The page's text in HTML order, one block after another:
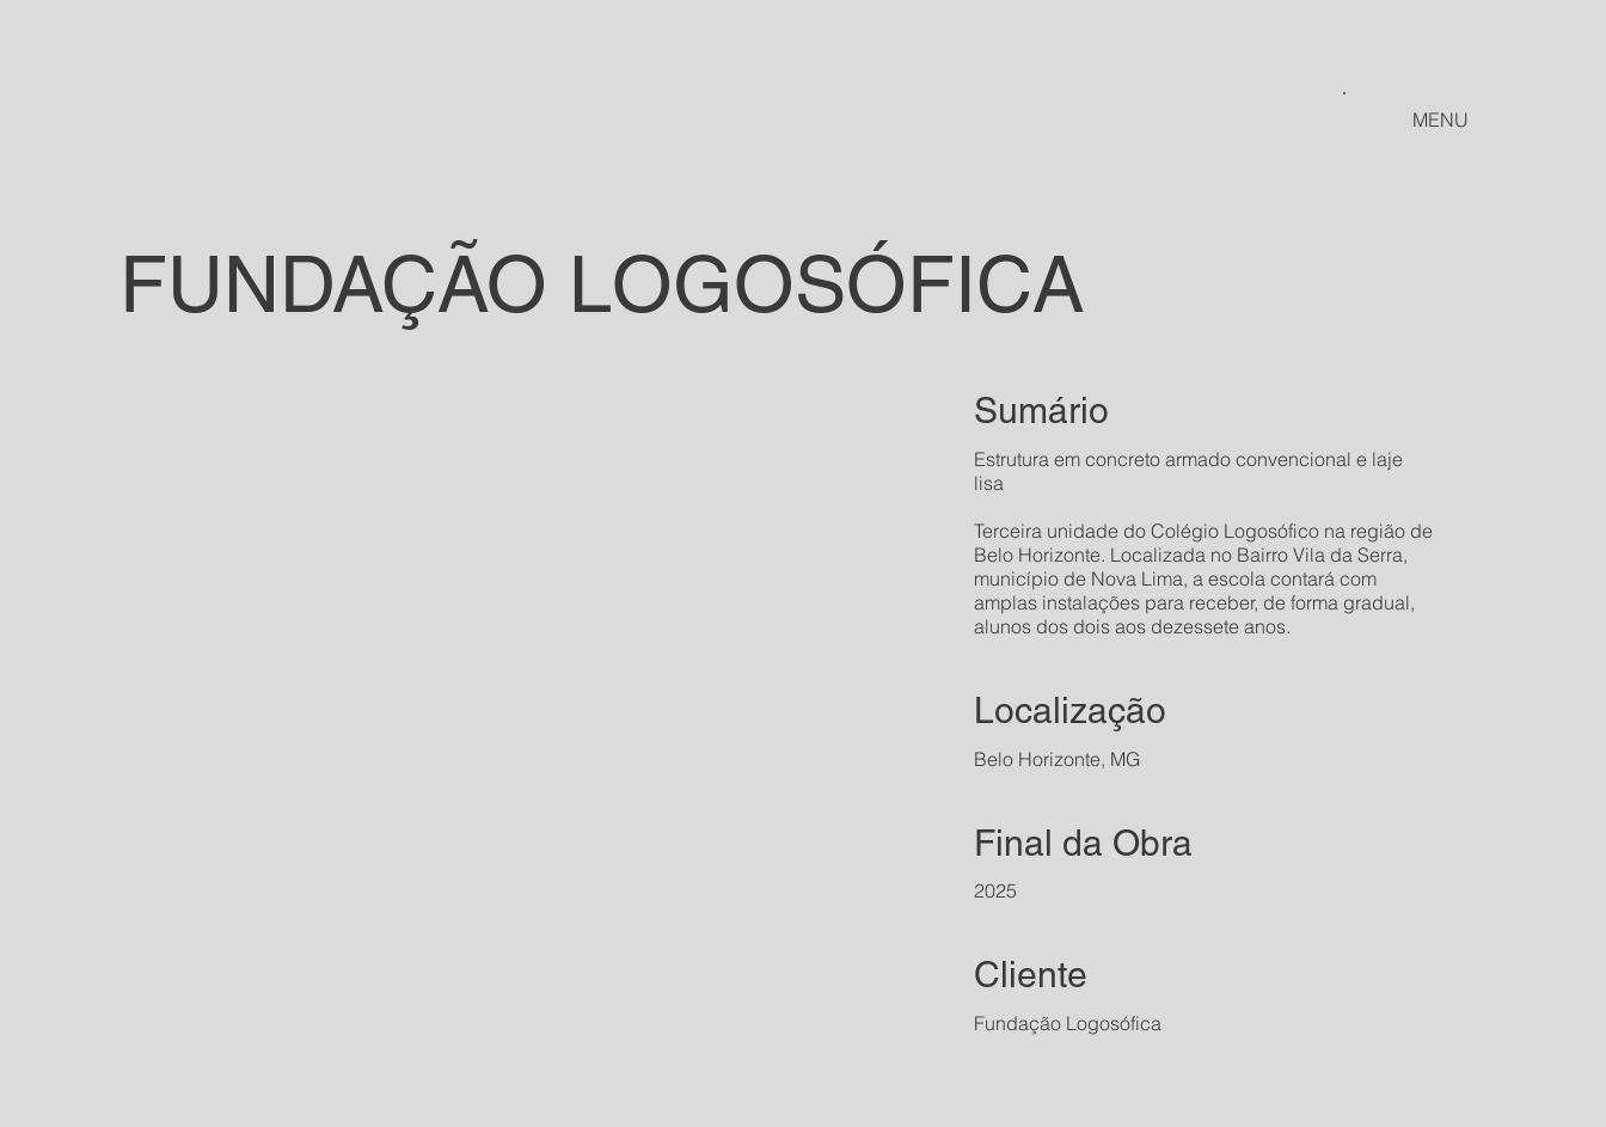
MENU
FUNDAÇÃO LOGOSÓFICA
Sumário
Estrutura em concreto armado convencional e laje
lisa
Terceira unidade do Colégio Logosófico na região de
Belo Horizonte. Localizada no Bairro Vila da Serra,
município de Nova Lima, a escola contará com
amplas instalações para receber, de forma gradual,
alunos dos dois aos dezessete anos.
Localização
2025
Cliente
Belo Horizonte, MG
Final da Obra
Fundação Logosófica